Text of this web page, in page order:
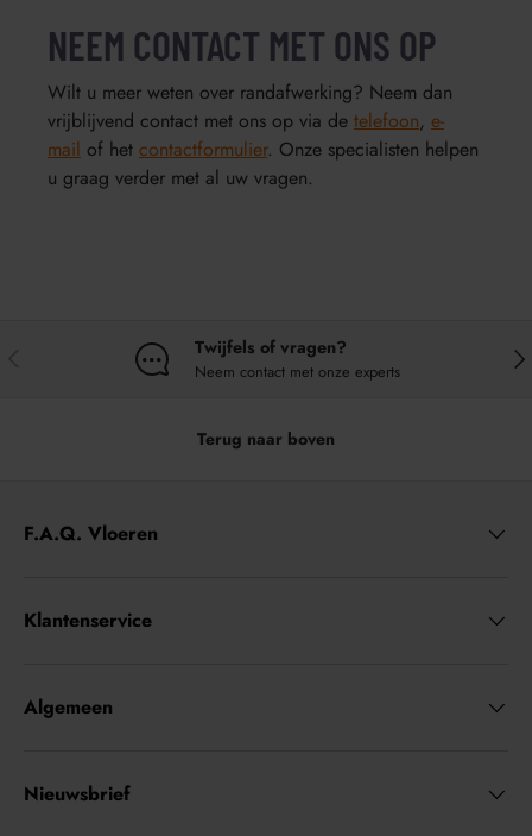
NEEM CONTACT MET ONS OP
Wilt u meer weten over randafwerking? Neem dan
vrijblijvend contact met ons op via de telefoon, e-
mail of het contactformulier. Onze specialisten helpen
u graag verder met al uw vragen.
Twijfels of vragen?
Neem contact met onze experts
Terug naar boven
F.A.Q. Vloeren
Klantenservice
Algemeen
Nieuwsbrief